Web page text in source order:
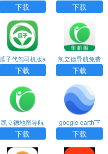
p.com）app
下载
载app
下载
瓜子代驾司机版a
pp下载
下载
凯立德导航免费
车机版2024最新
版
下载
凯立德地图导航
安卓版
下载
google earth下
载手机版
下载